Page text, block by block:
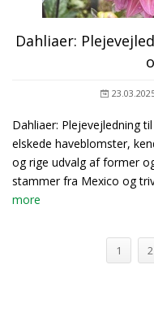
Dahliaer:
Dahliaer: Plejevejledning
elskede haveblomster,
og rige udvalg af former
stammer fra Mexico og
more
1 2